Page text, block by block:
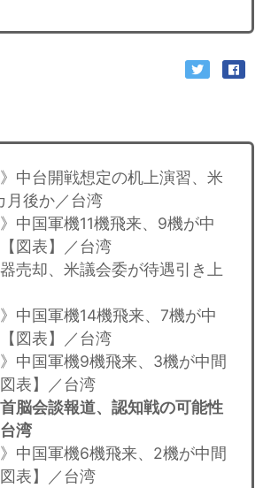
中台開戦想定の机上演習、米
月後か／台湾
中国軍機11機飛来、9機が中
図表】／台湾
売却、米議会委が待遇引き上
中国軍機14機飛来、7機が中
図表】／台湾
中国軍機9機飛来、3機が中間
表】／台湾
脳会談報道、認知戦の可能性
湾
中国軍機6機飛来、2機が中間
表】／台湾